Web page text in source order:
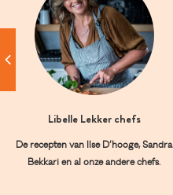
Libelle Lekker chefs
De recepten van Ilse D’hooge, Sandra
Bekkari en al onze andere chefs.